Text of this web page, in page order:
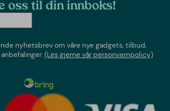
oss til din innboks!
nyhetsbrev om våre nye gadgets, tilbud,
(Les gjerne vår personvernpolicy)